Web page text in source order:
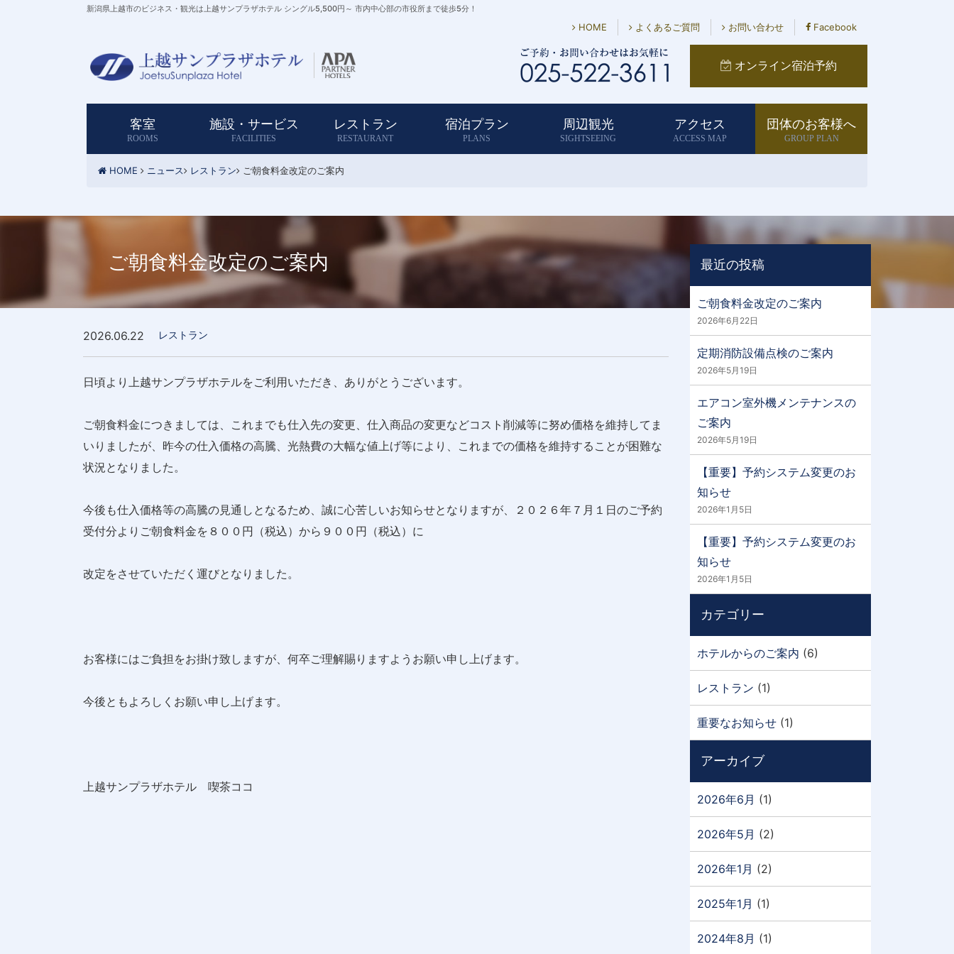
新潟県上越市のビジネス・観光は上越サンプラザホテル シングル5,500円～ 市内中心部の市役所まで徒歩5分！
HOME よくあるご質問 お問い合わせ Facebook
オンライン宿泊予約
客室
ROOMS
​施設・サービス
FACILITIES
レストラン
RESTAURANT
宿泊プラン
PLANS
周辺観光
SIGHTSEEING
アクセス
ACCESS MAP
団体のお客様へ
GROUP PLAN
HOME ニュース レストラン ご朝食料金改定のご案内
ご朝食料金改定のご案内
2026.06.22 レストラン
日頃より上越サンプラザホテルをご利用いただき、ありがとうございます。
ご朝食料金につきましては、これまでも仕入先の変更、仕入商品の変更などコスト削減等に努め価格を維持してま
いりましたが、昨今の仕入価格の高騰、光熱費の大幅な値上げ等により、これまでの価格を維持することが困難な
状況となりました。
今後も仕入価格等の高騰の見通しとなるため、誠に心苦しいお知らせとなりますが、２０２６年７月１日のご予約
受付分よりご朝食料金を８００円（税込）から９００円（税込）に
改定をさせていただく運びとなりました。
お客様にはご負担をお掛け致しますが、何卒ご理解賜りますようお願い申し上げます。
今後ともよろしくお願い申し上げます。
上越サンプラザホテル 喫茶ココ
最近の投稿
ご朝食料金改定のご案内
2026年6月22日
定期消防設備点検のご案内
2026年5月19日
エアコン室外機メンテナンスの
ご案内
2026年5月19日
【重要】予約システム変更のお
知らせ
2026年1月5日
【重要】予約システム変更のお
知らせ
2026年1月5日
カテゴリー
ホテルからのご案内 (6)
レストラン (1)
重要なお知らせ (1)
アーカイブ
2026年6月 (1)
2026年5月 (2)
2026年1月 (2)
2025年1月 (1)
2024年8月 (1)